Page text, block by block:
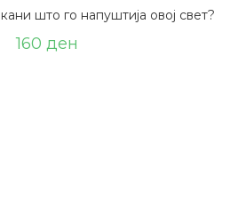
што го напуштија овој свет?
160 ден